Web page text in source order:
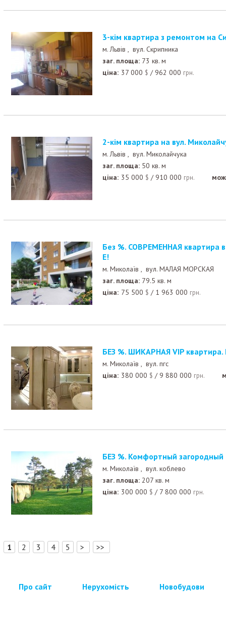
3-кім квартира з ремонтом на
м. Львів , вул. Скрипника
заг. площа: 73 кв. м
ціна: 37 000 $ / 962 000 грн.
2-кім квартира на вул.
м. Львів , вул. Миколайчука
заг. площа: 50 кв. м
ціна: 35 000 $ / 910 000 грн.
Без %. СОВРЕМЕННАЯ квартира в НОВОМ "ЭКО" ДОМ
Е!
м. Миколаїв , вул. МАЛАЯ МОРСКАЯ
заг. площа: 79.5 кв. м
ціна: 75 500 $ / 1 963 000 грн.
БЕЗ %. ШИКАРНАЯ VIP квартира.
м. Миколаїв , вул. пгс
ціна: 380 000 $ / 9 880 000 грн.
БЕЗ %. Комфортный
м. Миколаїв , вул. коблево
заг. площа: 207 кв. м
ціна: 300 000 $ / 7 800 000 грн.
1 2 3 4 5 > >>
Про сайт Нерухомість Новобудови